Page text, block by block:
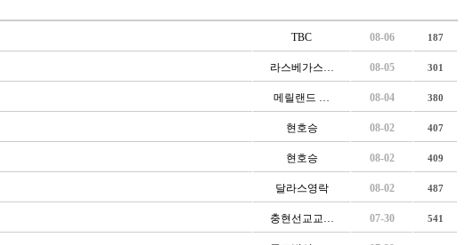
TBC 08-06 187
라스베가스… 08-05 301
메릴랜드 … 08-04 380
현호승 08-02 407
현호승 08-02 409
달라스영락 08-02 487
충현선교교… 07-30 541